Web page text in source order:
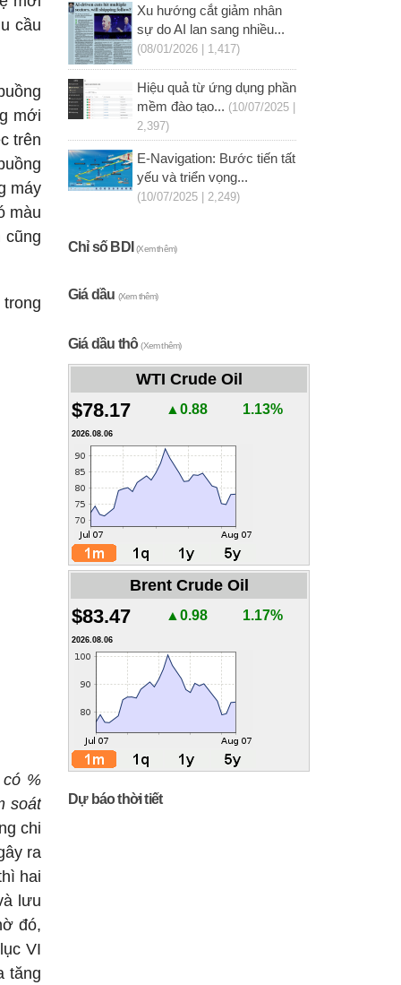
cầu
mới
trên
máy
màu
cũng
%
soát
chi
ra
hai
lưu
đó,
VI
tăng
Xu hướng cắt giảm nhân
sự do AI lan sang nhiều...
(08/01/2026 | 1,417)
Hiệu quả từ ứng dụng phần
mềm đào tạo... (10/07/2025 |
2,397)
E-Navigation: Bước tiến tất
yếu và triển vọng...
(10/07/2025 | 2,249)
Chỉ số BDI(Xem thêm)
Giá dầu (Xem thêm)
Giá dầu thô(Xem thêm)
WTI Crude Oil
$78.17 ▲0.88 1.13%
2026.08.06
Brent Crude Oil
$83.47 ▲0.98 1.17%
2026.08.06
Dự báo thời tiết